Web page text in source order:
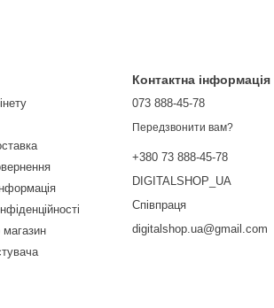
магазин
Контактна інформація
073 888-45-78
Передзвонити вам?
+380 73 888-45-78
DIGITALSHOP_UA
Співпраця
digitalshop.ua@gmail.com